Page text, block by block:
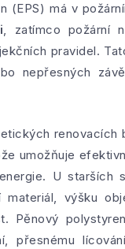
má v
, zatímco požární
pravidel.
nepřesných
renovacích
umožňuje
U starších
výšku
Pěnový
přesnému